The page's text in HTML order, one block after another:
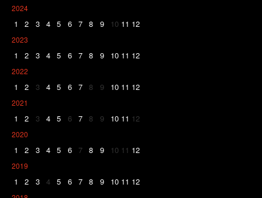
2024
1 2 3 4 5 6 7 8 9 10 11 12
2023
1 2 3 4 5 6 7 8 9 10 11 12
2022
1 2 3 4 5 6 7 8 9 10 11 12
2021
1 2 3 4 5 6 7 8 9 10 11 12
2020
1 2 3 4 5 6 7 8 9 10 11 12
2019
1 2 3 4 5 6 7 8 9 10 11 12